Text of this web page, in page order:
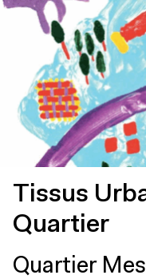
Tissus
Quartier
Quartier